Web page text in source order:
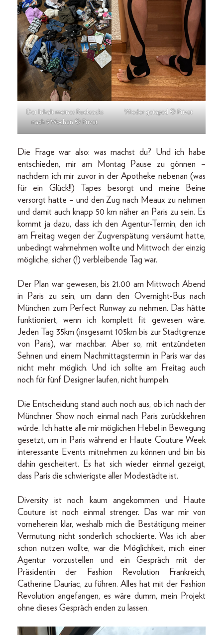
Der Inhalt meines Rucksacks
nach 9 Wochen © Privat
Wieder getaped © Privat
Die Frage war also: was machst du? Und ich habe
entschieden, mir am Montag Pause zu gönnen –
nachdem ich mir zuvor in der Apotheke nebenan (was
für ein Glück!!) Tapes besorgt und meine Beine
versorgt hatte – und den Zug nach Meaux zu nehmen
und damit auch knapp 50 km näher an Paris zu sein. Es
kommt ja dazu, dass ich den Agentur-Termin, den ich
am Freitag wegen der Zugverspätung versäumt hatte,
unbedingt wahrnehmen wollte und Mittwoch der einzig
mögliche, sicher (!) verbleibende Tag war.
Der Plan war gewesen, bis 21.00 am Mittwoch Abend
in Paris zu sein, um dann den Overnight-Bus nach
München zum Perfect Runway zu nehmen. Das hätte
funktioniert, wenn ich komplett fit gewesen wäre.
Jeden Tag 35km (insgesamt 105km bis zur Stadtgrenze
von Paris), war machbar. Aber so, mit entzündeten
Sehnen und einem Nachmittagstermin in Paris war das
nicht mehr möglich. Und ich sollte am Freitag auch
noch für fünf Designer laufen, nicht humpeln.
Die Entscheidung stand auch noch aus, ob ich nach der
Münchner Show noch einmal nach Paris zurückkehren
würde. Ich hatte alle mir möglichen Hebel in Bewegung
gesetzt, um in Paris während er Haute Couture Week
interessante Events mitnehmen zu können und bin bis
dahin gescheitert. Es hat sich wieder einmal gezeigt,
dass Paris die schwierigste aller Modestädte ist.
Diversity ist noch kaum angekommen und Haute
Couture ist noch einmal strenger. Das war mir von
vorneherein klar, weshalb mich die Bestätigung meiner
Vermutung nicht sonderlich schockierte. Was ich aber
schon nutzen wollte, war die Möglichkeit, mich einer
Agentur vorzustellen und ein Gespräch mit der
Präsidentin der Fashion Revolution Frankreich,
Catherine Dauriac, zu führen. Alles hat mit der Fashion
Revolution angefangen, es wäre dumm, mein Projekt
ohne dieses Gespräch enden zu lassen.